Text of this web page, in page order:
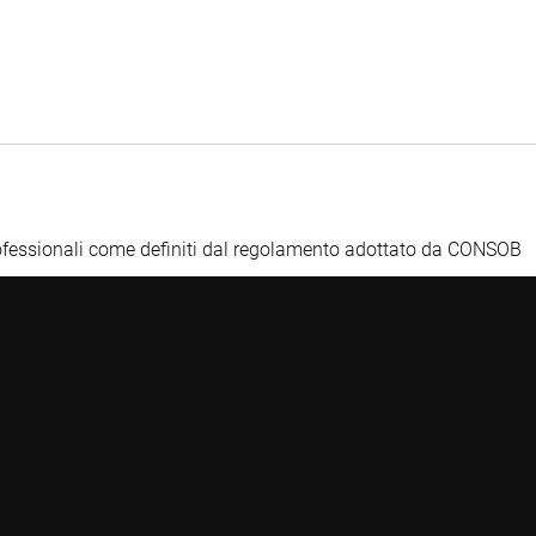
come definiti dal regolamento adottato da CONSOB